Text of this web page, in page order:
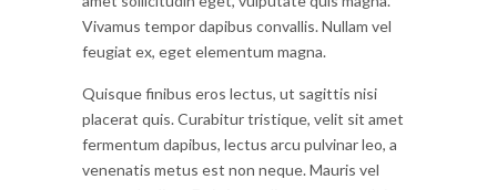
Vivamus tempor dapibus convallis. Nullam vel
feugiat ex, eget elementum magna.
Quisque finibus eros lectus, ut sagittis nisi
placerat quis. Curabitur tristique, velit sit amet
fermentum dapibus, lectus arcu pulvinar leo, a
venenatis metus est non neque. Mauris vel